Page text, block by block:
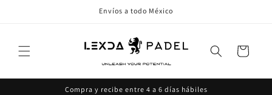
Envíos a todo México
Carrito
Compra y recibe entre 4 a 6 días hábiles